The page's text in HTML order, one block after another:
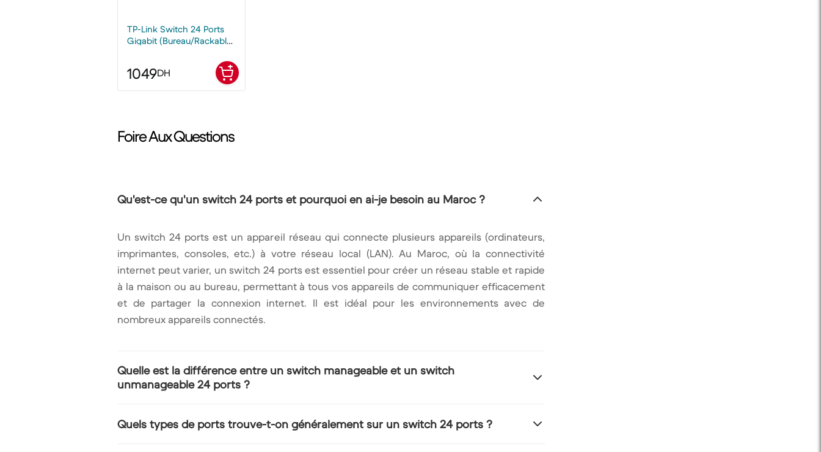
TP-Link Switch 24 Ports
Gigabit (Bureau/Rackable,
1049DH
Foire Aux Questions
Qu'est-ce qu'un switch 24 ports et pourquoi en ai-je besoin au Maroc ?
Un switch 24 ports est un appareil réseau qui connecte plusieurs appareils (ordinateurs,
imprimantes, consoles, etc.) à votre réseau local (LAN). Au Maroc, où la connectivité
internet peut varier, un switch 24 ports est essentiel pour créer un réseau stable et rapide
à la maison ou au bureau, permettant à tous vos appareils de communiquer efficacement
et de partager la connexion internet. Il est idéal pour les environnements avec de
nombreux appareils connectés.
Quelle est la différence entre un switch manageable et un switch
unmanageable 24 ports ?
Un switch unmanageable 24 ports est plug-and-play, simple à installer et ne nécessite
Quels types de ports trouve-t-on généralement sur un switch 24 ports ?